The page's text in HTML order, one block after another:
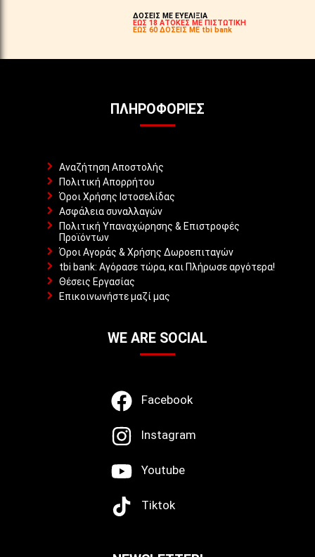
ΔΟΣΕΙΣ ΜΕ ΕΥΕΛΙΞΙΑ
ΕΩΣ 18 ΑΤΟΚΕΣ ΜΕ ΠΙΣΤΩΤΙΚΗ
ΕΩΣ 60 ΔΟΣΕΙΣ ΜΕ tbi bank
ΠΛΗΡΟΦΟΡΊΕΣ
Αναζήτηση Αποστολής
Πολιτική Απορρήτου
Όροι Χρήσης Ιστοσελίδας
Ασφάλεια συναλλαγών
Πολιτική Υπαναχώρησης & Επιστροφές
Προϊόντων
Όροι Αγοράς & Χρήσης Δωροεπιταγών
tbi bank: Αγόρασε τώρα, και Πλήρωσε αργότερα!
Θέσεις Εργασίας
Επικοινωνήστε μαζί μας
WE ARE SOCIAL
Facebook
Instagram
Youtube
Tiktok